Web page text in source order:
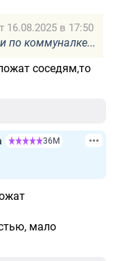
16.08.2025 в 17:50
по коммуналке...
соседям,то
36М
мало